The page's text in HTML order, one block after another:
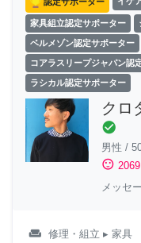
家具組立認定サポーター
ベルメゾン認定サポーター
コアラスリープジャパン認
ラシカル認定サポーター
クロ
check_circle
男性 /
sentiment_satisfied 2069
メッセ
weekend 修理・組立 ▸ 家具